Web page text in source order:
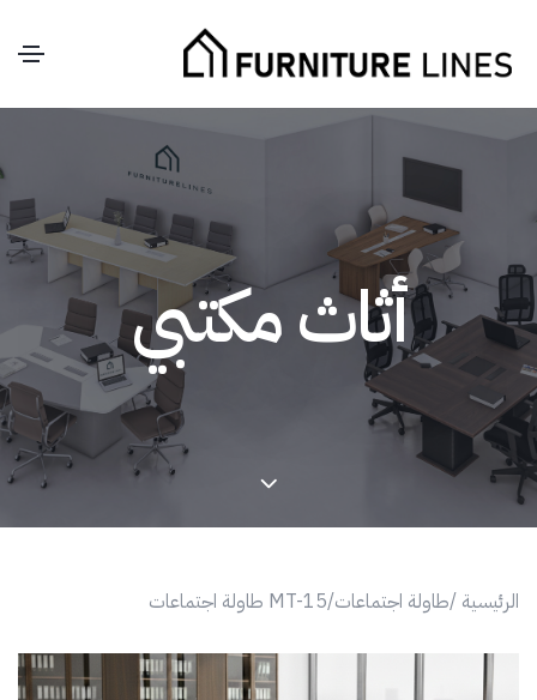
أثاث مكتبي
الرئيسية /طاولة اجتماعات/MT-15 طاولة اجتماعات